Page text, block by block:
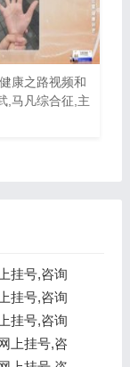
康之路视频和
,马凡综合征,主
挂号,咨询
挂号,咨询
挂号,咨询
上挂号,咨